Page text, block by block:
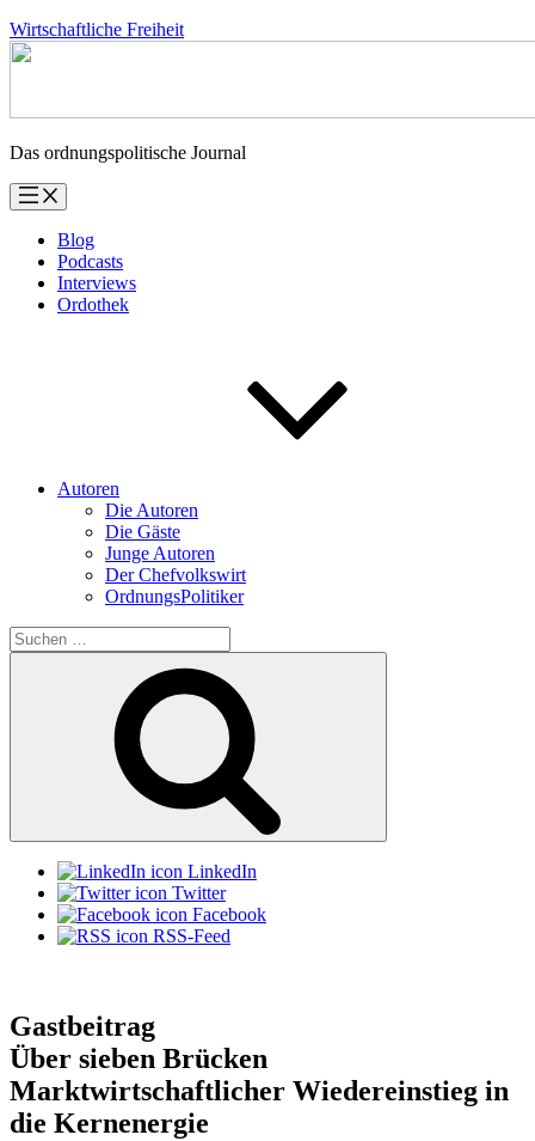
Zum
Inhalt
Wirtschaftliche Freiheit
Das ordnungspolitische Journal
Blog
Podcasts
Interviews
Ordothek
Autoren
Die Autoren
Die Gäste
Junge Autoren
Der Chefvolkswirt
OrdnungsPolitiker
Suchen
nach:
LinkedIn
Twitter
Facebook
RSS-Feed
Gastbeitrag
Über sieben Brücken
Marktwirtschaftlicher Wiedereinstieg in
die Kernenergie